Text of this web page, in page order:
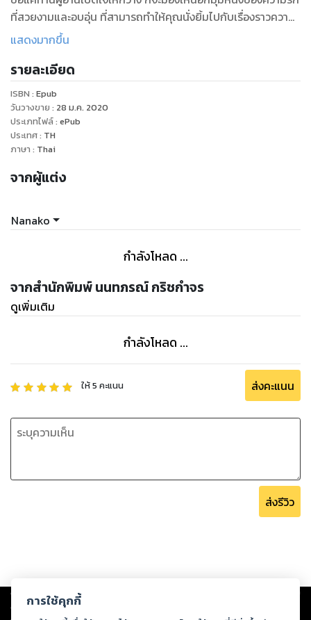
ที่สวยงามและอบอุ่น ที่สามารถทำให้คุณนั่งยิ้มไปกับเรื่องราวความ
รักของพวกเธอสองคน ที่เป็นเรื่องราวความรักที่ต้องลุ้นระทึกไปกับ
คนหนึ่งอยู่ฝั่งความมืด ใช้ชีวิตด้วยกระสุนปืนและกลิ่นคาว
เลือด...คนหนึ่งอยู่ฝั่งความสว่าง ขาวสะอาดบริสุทธิ์และไร้เดียง
สา...แล้วคนสองคนที่ต่างกันสุดขั้ว จะมารักกันได้ยังไง??? เชิญพบ
กับรักที่แทบจะเป็นไปไม่ได้ ที่ชวนคุณมาลุ้นระทึกไปกับพวกเขา
**Attack Lover: รักกระแทกใจ **
เรื่องราวความรักที่แทบจะเป็นไปไม่ได้ เรื่องราวความรักของสาว
น้อย ที่พึ่งจบมัธยมปลายจากคอนแวนต์ อายุเพียง 18 ปี แต่โชค
ชะตาก็เล่นให้หล่นมาอยู่ในมือของมาเฟียสาวนักฆ่าจากประเทศ
คาวเลือด การวางแผนซ้อนแผน หักเหลี่ยมโหดในกลุ่มมาเฟีย ที่มี
เจน: ฉันเป็นมาเฟียนักฆ่า มีกระสุนปืนและกลิ่นคาวเลือดเป็นเพื่อน
อยู่ในมุมมืดที่คนอย่างพวกคุณไม่มีทางรู้จัก
ฟ้า: ฉันมักจะต้องอยู่คนเดียว ถูกทิ้งให้เรียนอยู่ในคอนแวนต์นานถึง
12 ปี ตอนที่เหงา ตอนที่เศร้า ฉันก็มีเพียงเสียงเปียโนเท่านั้นที่เป็น
[เล่ม 2: บทที่ 11-20, นิยายหญิงรักหญิง, Yuri, NC18+]
แสดงมากขึ้น
รายละเอียด
ISBN : Epub
วันวางขาย : 28 ม.ค. 2020
ประเภทไฟล์: ePub
ประเทศ: TH
ภาษา : Thai
จากผู้แต่ง
Nanako
กำลังโหลด ...
จากสำนักพิมพ์ นนทภรณ์ กริชกำจร
ดูเพิ่มเติม
กำลังโหลด ...
ให้5 คะแนน ส่งคะแนน
ส่งรีวิว
Copyright © 2026
ต่อผลงานหรือเนื้อหาใดที่อัปโหลดผ่านเว็บไซต์และปรากฏว่าละเมิดสิทธิใน
การใช้คุกกี้